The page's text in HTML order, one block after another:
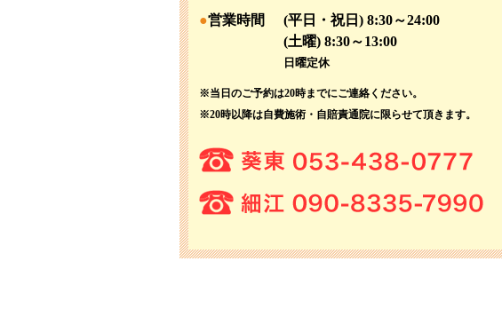
営業時間
(平日・祝日) 8:30～24:00
(土曜) 8:30～13:00
日曜定休
※当日のご予約は20時までにご連絡ください。
※20時以降は自費施術・自賠責通院に限らせて頂きます。